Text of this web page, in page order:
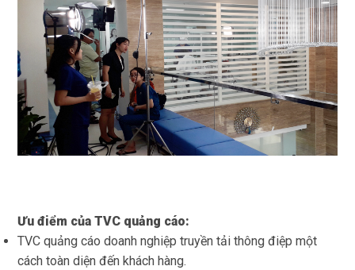
Ưu điểm của TVC quảng cáo:
TVC quảng cáo doanh nghiệp truyền tải thông điệp một
cách toàn diện đến khách hàng.